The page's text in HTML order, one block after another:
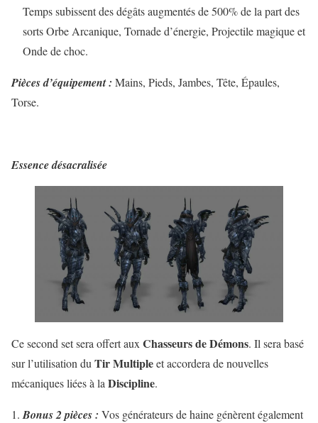
Temps subissent des dégâts augmentés de 500% de la part des
sorts Orbe Arcanique, Tornade d’énergie, Projectile magique et
Onde de choc.
Pièces d’équipement : Mains, Pieds, Jambes, Tête, Épaules,
Torse.
Essence désacralisée
Ce second set sera offert aux Chasseurs de Démons. Il sera basé
sur l’utilisation du Tir Multipleet accordera de nouvelles
mécaniques liées à la Discipline.
Bonus 2 pièces : Vos générateurs de haine génèrent également